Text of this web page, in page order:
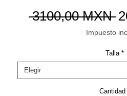
3100,00 MXN
Impuesto
Talla *
Cantidad